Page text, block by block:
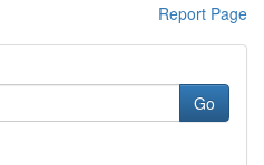
Report Page
Go